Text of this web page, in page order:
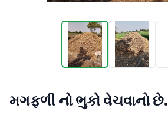
મગફળી નો ભુકો વેચવાનો છે.